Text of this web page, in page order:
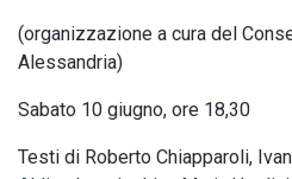
(organizzazione a cura del
Alessandria)
Sabato 10 giugno, ore 18,30
Testi di Roberto Chiapparoli,